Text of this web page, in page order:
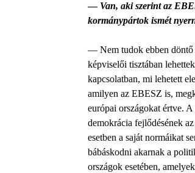
— Van, aki szerint az
kormánypártok ismét
— Nem tudok ebben döntő
képviselői tisztában
kapcsolatban, mi lehetett
amilyen az EBESZ is,
európai országokat értve.
demokrácia fejlődésének
esetben a saját normáikat
bábáskodni akarnak a
országok esetében,